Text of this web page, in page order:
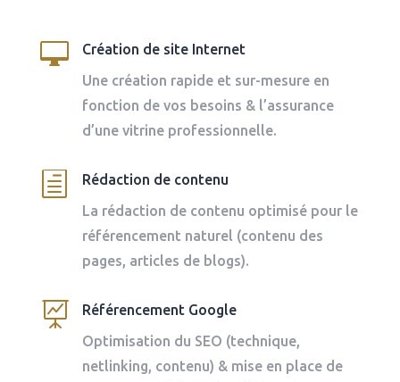

Création de site Internet
Une création rapide et sur-mesure en
fonction de vos besoins & l’assurance
d’une vitrine professionnelle.
h
Rédaction de contenu
La rédaction de contenu optimisé pour le
référencement naturel (contenu des
pages, articles de blogs).

Référencement Google
Optimisation du SEO (technique,
netlinking, contenu) & mise en place de